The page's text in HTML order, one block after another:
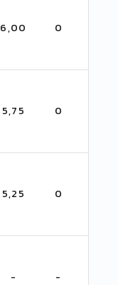
6,00 0
5,75 0
5,25 0
- -